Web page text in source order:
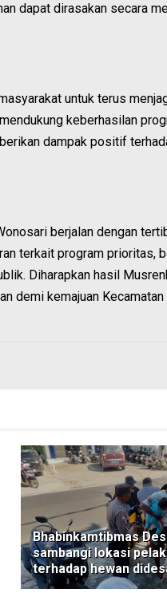
dapat dirasakan secara
untuk terus
keberhasilan
dampak positif
berjalan dengan
terkait program prioritas,
Diharapkan hasil
demi kemajuan
Bhabinkamtibmas
sambangi lokasi
terhadap hewan